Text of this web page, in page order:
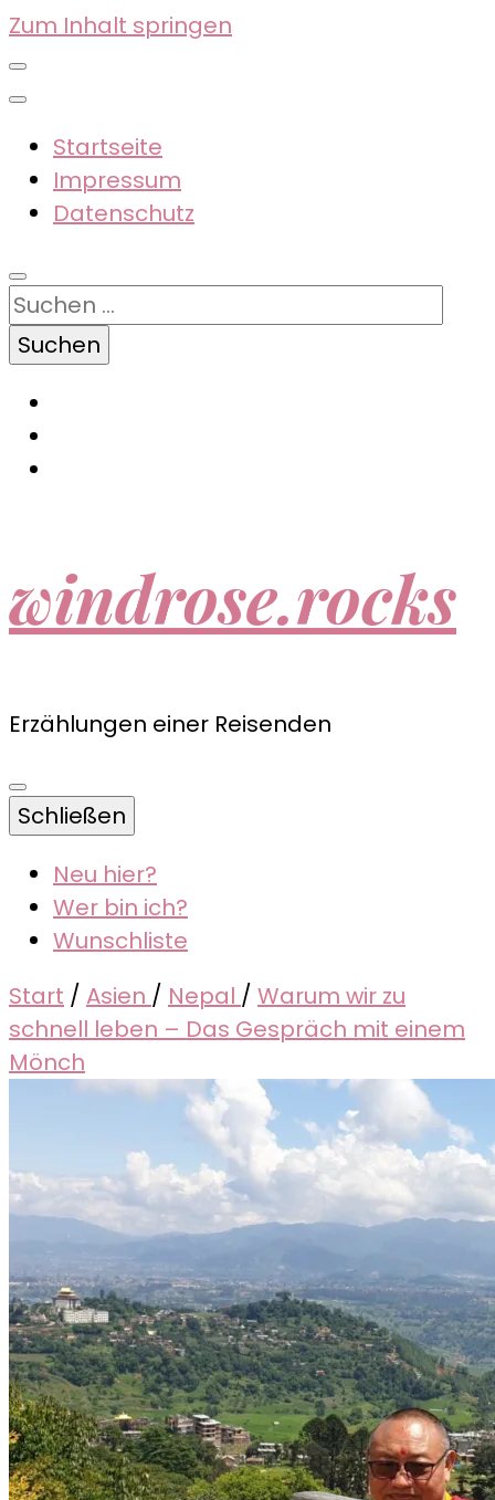
Zum Inhalt springen
Startseite
Impressum
Datenschutz
Suchen
nach:
windrose.rocks
Erzählungen einer Reisenden
Schließen
Neu hier?
Wer bin ich?
Wunschliste
Start / Asien / Nepal / Warum wir zu
schnell leben – Das Gespräch mit einem
Mönch